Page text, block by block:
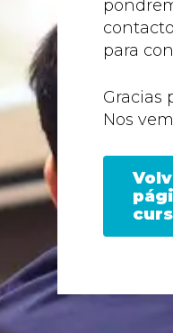
para
Gracias
Nos